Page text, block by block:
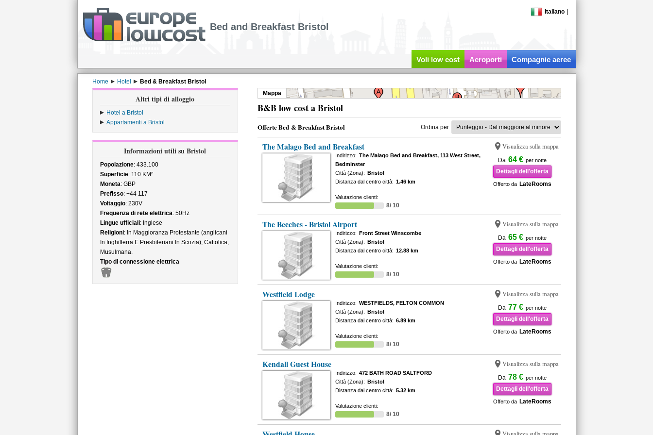
Italiano
Bed and Breakfast Bristol
Voli low cost Aeroporti Compagnie aeree
Home Hotel Bed & Breakfast Bristol
Altri tipi di alloggio
Hotel a Bristol
Appartamenti a Bristol
Informazioni utili su Bristol
Popolazione: 433.100
Superficie: 110 KM²
Moneta: GBP
Prefisso: +44 117
Voltaggio: 230V
Frequenza di rete elettrica: 50Hz
Lingue ufficiali: Inglese
Religioni: In Maggioranza Protestante (anglicani
In Inghilterra E Presbiteriani In Scozia), Cattolica,
Musulmana.
Tipo di connessione elettrica
Mappa
B&B low cost a Bristol
Offerte Bed & Breakfast Bristol Ordina per
The Malago Bed and Breakfast Visualizza sulla mappa
Da 64 € per notte
Dettagli dell'offerta
Offerto da LateRooms
Indirizzo: The Malago Bed and Breakfast, 113 West Street,
Bedminster
Città (Zona): Bristol
Distanza dal centro città: 1.46 km
Valutazione clienti:
8/ 10
The Beeches - Bristol Airport Visualizza sulla mappa
Da 65 € per notte
Dettagli dell'offerta
Offerto da LateRooms
Indirizzo: Front Street Winscombe
Città (Zona): Bristol
Distanza dal centro città: 12.88 km
Valutazione clienti:
8/ 10
Westfield Lodge Visualizza sulla mappa
Da 77 € per notte
Dettagli dell'offerta
Offerto da LateRooms
Indirizzo: WESTFIELDS, FELTON COMMON
Città (Zona): Bristol
Distanza dal centro città: 6.89 km
Valutazione clienti:
8/ 10
Kendall Guest House Visualizza sulla mappa
Da 78 € per notte
Dettagli dell'offerta
Offerto da LateRooms
Indirizzo: 472 BATH ROAD SALTFORD
Città (Zona): Bristol
Distanza dal centro città: 5.32 km
Valutazione clienti:
8/ 10